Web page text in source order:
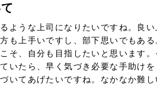
ような上司になりたいですね。良い
も上手いですし、部下思いでもある
そ、自分も目指したいと思います。
いたら、早く気づき必要な手助けを
いてあげたいですね。なかなか難し